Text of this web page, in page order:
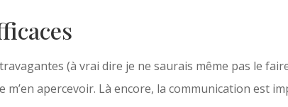
(à vrai dire je ne saurais même pas le
apercevoir. Là encore, la communication est